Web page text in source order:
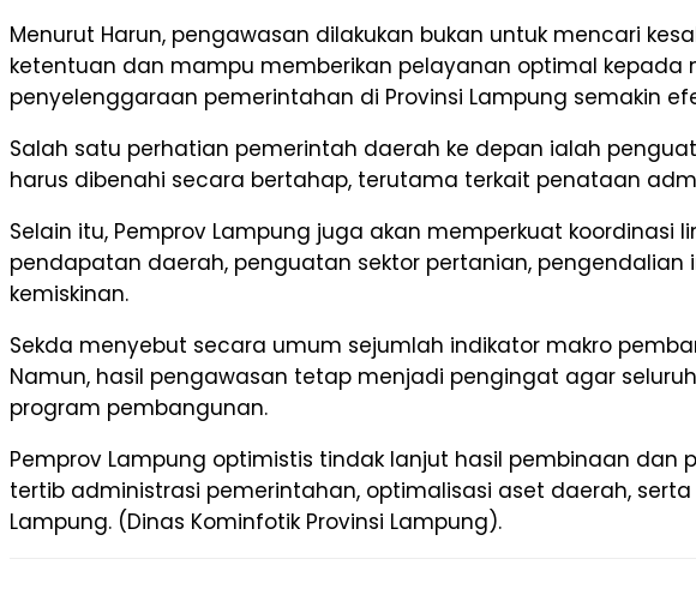
Menurut Harun, pengawasan dilakukan bukan untuk mencari
ketentuan dan mampu memberikan pelayanan optimal
penyelenggaraan pemerintahan di Provinsi Lampung semakin
Salah satu perhatian pemerintah daerah ke depan ialah
harus dibenahi secara bertahap, terutama terkait penataan
Selain itu, Pemprov Lampung juga akan memperkuat
pendapatan daerah, penguatan sektor pertanian,
kemiskinan.
Sekda menyebut secara umum sejumlah indikator makro
Namun, hasil pengawasan tetap menjadi pengingat agar
program pembangunan.
Pemprov Lampung optimistis tindak lanjut hasil pembinaan
tertib administrasi pemerintahan, optimalisasi aset daerah,
Lampung. (Dinas Kominfotik Provinsi Lampung).